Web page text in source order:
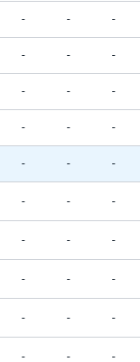
- - -
- - -
- - -
- - -
- - -
- - -
- - -
- - -
- - -
- - -